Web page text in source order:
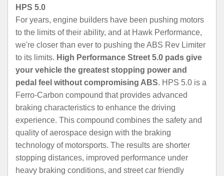
HPS 5.0
For years, engine builders have been pushing motors
to the limits of their ability, and at Hawk Performance,
we're closer than ever to pushing the ABS Rev Limiter
to its limits. High Performance Street 5.0 pads give
your vehicle the greatest stopping power and
pedal feel without compromising ABS. HPS 5.0 is a
Ferro-Carbon compound that provides advanced
braking characteristics to enhance the driving
experience. This compound combines the safety and
quality of aerospace design with the braking
technology of motorsports. The results are shorter
stopping distances, improved performance under
heavy braking conditions, and street car friendly